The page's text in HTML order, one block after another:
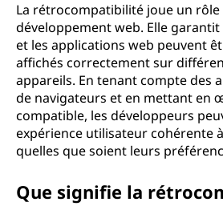
La rétrocompatibilité joue un rôle
développement web. Elle garantit
et les applications web peuvent
affichés correctement sur
appareils. En tenant compte des
de navigateurs et en mettant en
compatible, les développeurs
expérience utilisateur cohérente
quelles que soient leurs
Que signifie la